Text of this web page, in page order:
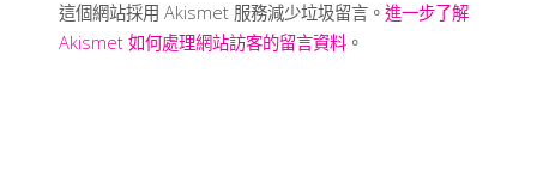
這個網站採用 Akismet 服務減少垃圾留言。 進一步了解
Akismet 如何處理網站訪客的留言資料。